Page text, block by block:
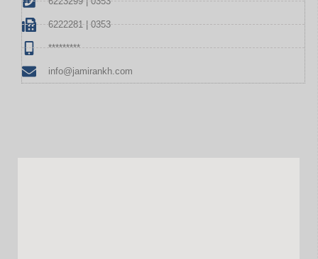
6222281 | 0353
*********
info@jamirankh.com